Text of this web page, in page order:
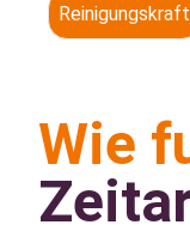
Reinigungskraft
Wie